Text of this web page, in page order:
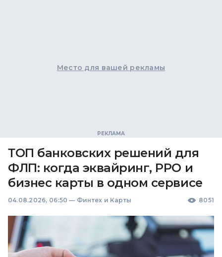
Место для вашей рекламы
ТОП банковских решений для
ФЛП: когда эквайринг, РРО и
бизнес карты в одном сервисе
04.08.2026, 06:50 — Финтех и Карты 8051